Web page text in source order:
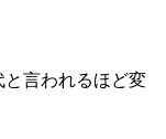
言われるほど変